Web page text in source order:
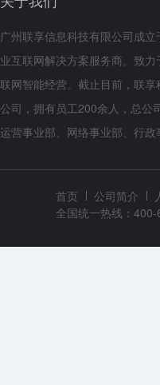
广州联享信息科技有限公司成
业互联网解决方案服务商。致
联网智能经营。截止目前，联
公司，拥有员工200余人，总公
运营事业部、网络事业部、行政
首页 公司简介
全国统一热线：